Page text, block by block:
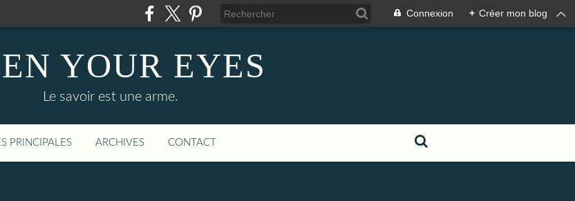
Connexion + Créer mon blog
YOUR EYES
Le savoir est une arme.
PRINCIPALES ARCHIVES CONTACT